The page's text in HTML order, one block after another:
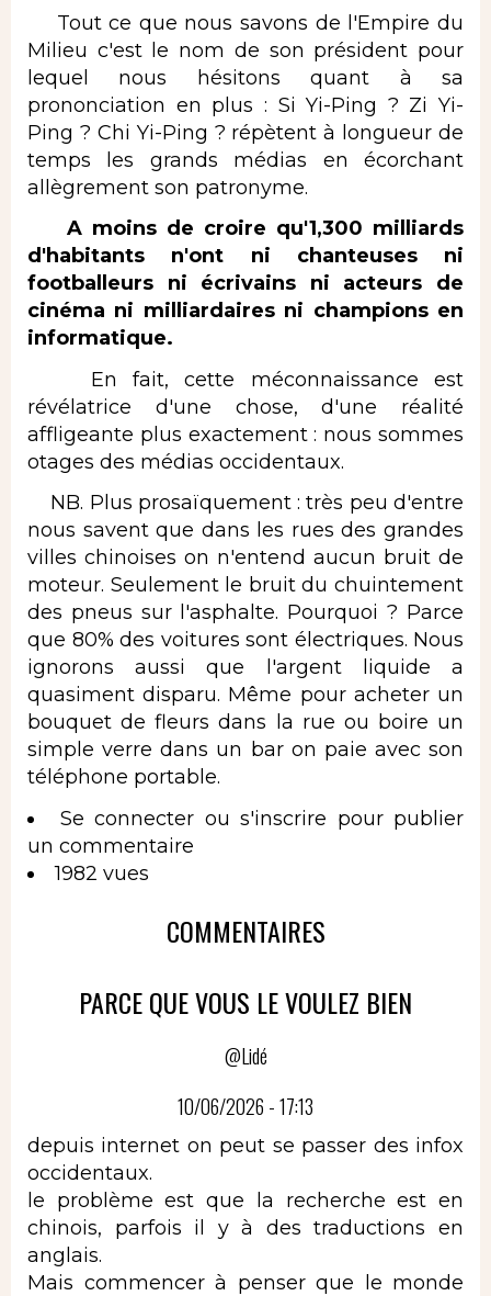
Tout ce que nous savons de l'Empire du
Milieu c'est le nom de son président pour
lequel nous hésitons quant à sa
prononciation en plus : Si Yi-Ping ? Zi Yi-
Ping ? Chi Yi-Ping ? répètent à longueur de
temps les grands médias en écorchant
allègrement son patronyme.
A moins de croire qu'1,300 milliards
d'habitants n'ont ni chanteuses ni
footballeurs ni écrivains ni acteurs de
cinéma ni milliardaires ni champions en
informatique.
En fait, cette méconnaissance est
révélatrice d'une chose, d'une réalité
affligeante plus exactement : nous sommes
otages des médias occidentaux.
NB. Plus prosaïquement : très peu d'entre
nous savent que dans les rues des grandes
villes chinoises on n'entend aucun bruit de
moteur. Seulement le bruit du chuintement
des pneus sur l'asphalte. Pourquoi ? Parce
que 80% des voitures sont électriques. Nous
ignorons aussi que l'argent liquide a
quasiment disparu. Même pour acheter un
bouquet de fleurs dans la rue ou boire un
simple verre dans un bar on paie avec son
téléphone portable.
Se connecter ou s'inscrire pour publier
un commentaire
1982 vues
COMMENTAIRES
PARCE QUE VOUS LE VOULEZ BIEN
@Lidé
10/06/2026 - 17:13
depuis internet on peut se passer des infox
occidentaux.
le problème est que la recherche est en
chinois, parfois il y à des traductions en
anglais.
Mais commencer à penser que le monde